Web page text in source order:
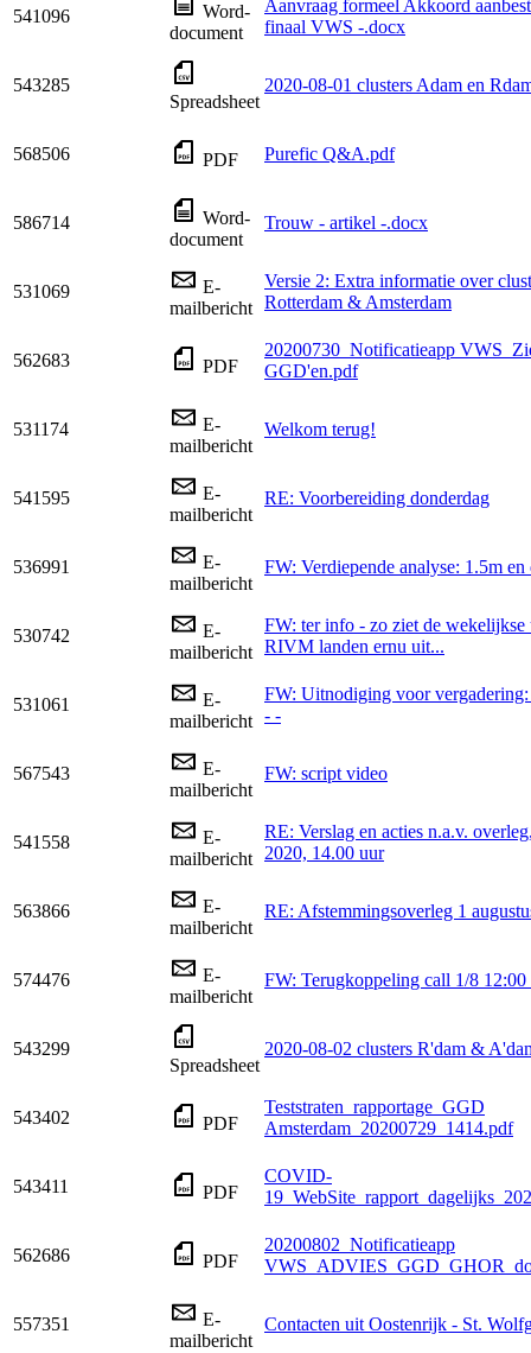
541096
Word-
document
Aanvraag formeel Akkoord
finaal VWS -.docx
543285
Spreadsheet
2020-08-01 clusters Adam en
568506 PDF Purefic Q&A.pdf
586714
Word-
document
Trouw - artikel -.docx
531069
E-
mailbericht
Versie 2: Extra informatie over
Rotterdam & Amsterdam
562683 PDF
20200730_Notificatieapp
GGD'en.pdf
531174
E-
mailbericht
Welkom terug!
541595
E-
mailbericht
RE: Voorbereiding donderdag
536991
E-
mailbericht
FW: Verdiepende analyse: 1.5m
530742
E-
mailbericht
FW: ter info - zo ziet de wekelijkse
RIVM landen ernu uit...
531061
E-
mailbericht
FW: Uitnodiging voor
- -
567543
E-
mailbericht
FW: script video
541558
E-
mailbericht
RE: Verslag en acties n.a.v.
2020, 14.00 uur
563866
E-
mailbericht
RE: Afstemmingsoverleg 1
574476
E-
mailbericht
FW: Terugkoppeling call 1/8 12:00
543299
Spreadsheet
2020-08-02 clusters R'dam &
543402 PDF
Teststraten_rapportage_GGD
Amsterdam_20200729_1414.pdf
543411 PDF
COVID-
562686 PDF
20200802_Notificatieapp
557351
E-
mailbericht
Contacten uit Oostenrijk - St.